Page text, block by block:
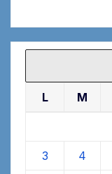
L M
3 4